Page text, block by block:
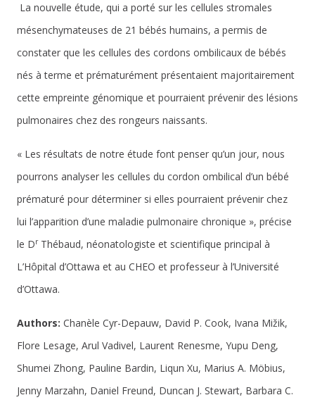
La nouvelle étude, qui a porté sur les cellules stromales
mésenchymateuses de 21 bébés humains, a permis de
constater que les cellules des cordons ombilicaux de bébés
nés à terme et prématurément présentaient majoritairement
cette empreinte génomique et pourraient prévenir des lésions
pulmonaires chez des rongeurs naissants.
« Les résultats de notre étude font penser qu’un jour, nous
pourrons analyser les cellules du cordon ombilical d’un bébé
prématuré pour déterminer si elles pourraient prévenir chez
lui l’apparition d’une maladie pulmonaire chronique », précise
le DrThébaud, néonatologiste et scientifique principal à
L’Hôpital d’Ottawa et au CHEO et professeur à l’Université
d’Ottawa.
Authors: Chanèle Cyr-Depauw, David P. Cook, Ivana Mižik,
Flore Lesage, Arul Vadivel, Laurent Renesme, Yupu Deng,
Shumei Zhong, Pauline Bardin, Liqun Xu, Marius A. Möbius,
Jenny Marzahn, Daniel Freund, Duncan J. Stewart, Barbara C.